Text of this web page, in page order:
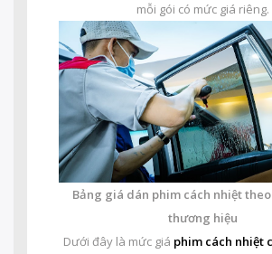
mỗi gói có mức giá riêng.
Bảng giá dán phim cách nhiệt
thương hiệu
Dưới đây là mức giá phim cách nhiệt